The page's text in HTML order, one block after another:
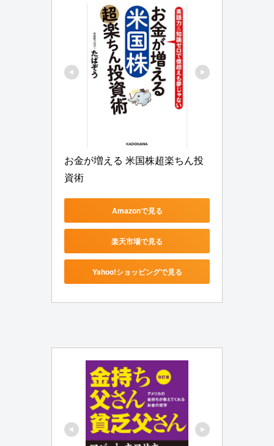
お金が増える 米国株超楽ちん投
資術
Amazonで見る
楽天市場で見る
Yahoo!ショッピングで見る